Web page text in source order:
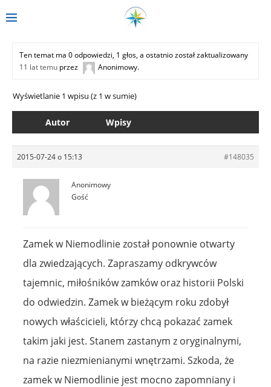
Ten temat ma 0 odpowiedzi, 1 głos, a ostatnio został zaktualizowany
11 lat temu przez Anonimowy.
Wyświetlanie 1 wpisu (z 1 w sumie)
Autor Wpisy
2015-07-24 o 15:13 #148035
Anonimowy
Gość
Zamek w Niemodlinie został ponownie otwarty
dla zwiedzających. Zapraszamy odkrywców
tajemnic, miłośników zamków oraz historii Polski
do odwiedzin. Zamek w bieżącym roku zdobył
nowych właścicieli, którzy chcą pokazać zamek
takim jaki jest. Stanem zastanym z oryginalnymi,
na razie niezmienianymi wnętrzami. Szkoda, że
zamek w Niemodlinie jest mocno zapomniany i